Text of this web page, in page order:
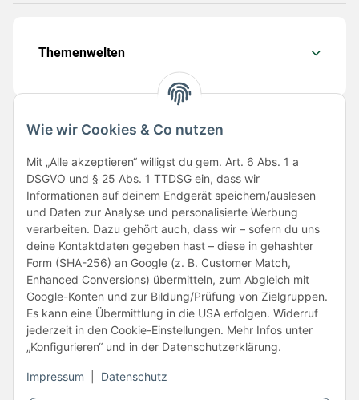
Wie wir Cookies & Co nutzen
Mit „Alle akzeptieren“ willigst du gem. Art. 6 Abs. 1 a
DSGVO und § 25 Abs. 1 TTDSG ein, dass wir
Informationen auf deinem Endgerät speichern/auslesen
und Daten zur Analyse und personalisierte Werbung
verarbeiten. Dazu gehört auch, dass wir – sofern du uns
deine Kontaktdaten gegeben hast – diese in gehashter
Form (SHA-256) an Google (z. B. Customer Match,
Enhanced Conversions) übermitteln, zum Abgleich mit
Google-Konten und zur Bildung/Prüfung von Zielgruppen.
Es kann eine Übermittlung in die USA erfolgen. Widerruf
jederzeit in den Cookie-Einstellungen. Mehr Infos unter
„Konfigurieren“ und in der Datenschutzerklärung.
Impressum Datenschutz
Themenwelten
Folge uns
Unsere Partner